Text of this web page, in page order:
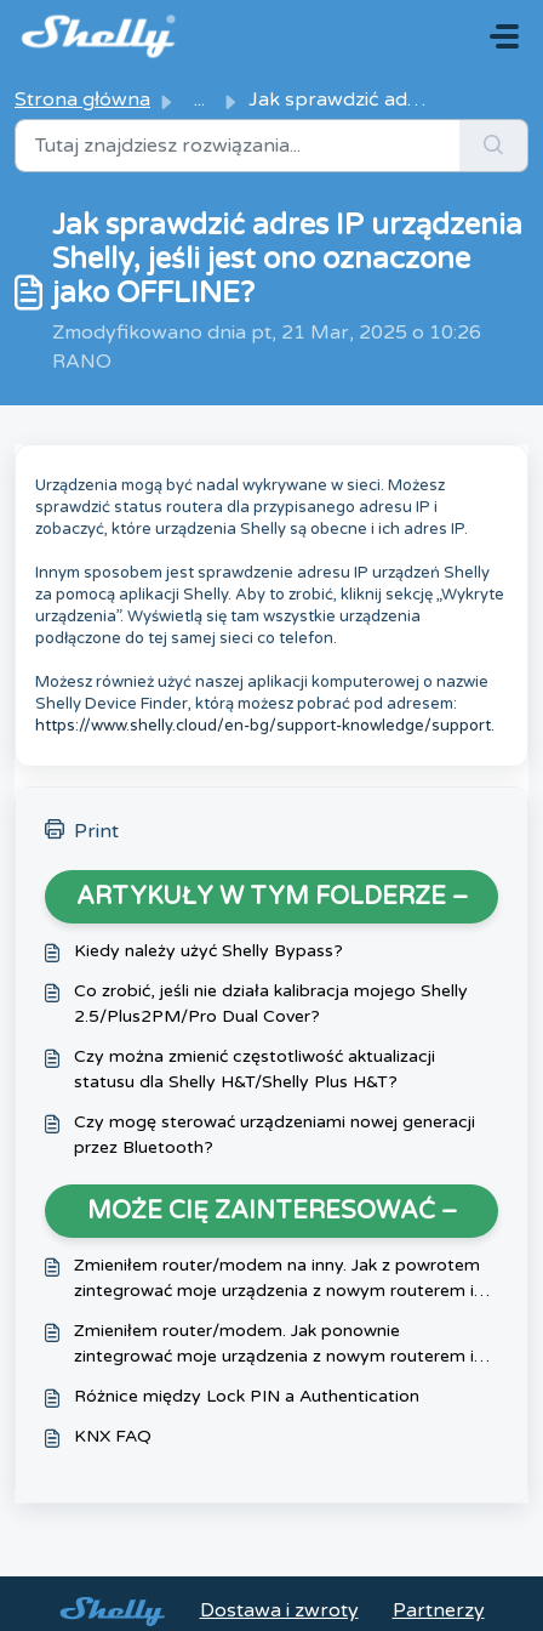
Przejdź do głównej treści
Strona główna ... Jak sprawdzić adres IP urządzenia Shelly, jeśli jest ono ...
Jak sprawdzić adres IP urządzenia
Shelly, jeśli jest ono oznaczone
jako OFFLINE?
Zmodyfikowano dnia pt, 21 Mar, 2025 o 10:26
RANO
Urządzenia mogą być nadal wykrywane w sieci. Możesz
sprawdzić status routera dla przypisanego adresu IP i
zobaczyć, które urządzenia Shelly są obecne i ich adres IP.
Innym sposobem jest sprawdzenie adresu IP urządzeń Shelly
za pomocą aplikacji Shelly. Aby to zrobić, kliknij sekcję „Wykryte
urządzenia”. Wyświetlą się tam wszystkie urządzenia
podłączone do tej samej sieci co telefon.
Możesz również użyć naszej aplikacji komputerowej o nazwie
Shelly Device Finder, którą możesz pobrać pod adresem:
https://www.shelly.cloud/en-bg/support-knowledge/support.
Print
ARTYKUŁY W TYM FOLDERZE –
Kiedy należy użyć Shelly Bypass?
Co zrobić, jeśli nie działa kalibracja mojego Shelly
2.5/Plus2PM/Pro Dual Cover?
Czy można zmienić częstotliwość aktualizacji
statusu dla Shelly H&T/Shelly Plus H&T?
Czy mogę sterować urządzeniami nowej generacji
przez Bluetooth?
MOŻE CIĘ ZAINTERESOWAĆ –
Zmieniłem router/modem na inny. Jak z powrotem
zintegrować moje urządzenia z nowym routerem i
Zmieniłem router/modem. Jak ponownie
zintegrować moje urządzenia z nowym routerem i
Różnice między Lock PIN a Authentication
KNX FAQ
Dostawa i zwroty
Partnerzy